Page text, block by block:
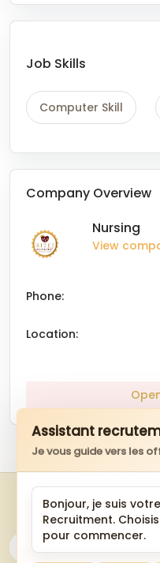
Job Skills
Computer Skill
Company Overview
Nursing
View
Phone:
Location:
Assistant
Je vous guide vers les
Bonjour, je suis
Recruitment.
pour commencer.